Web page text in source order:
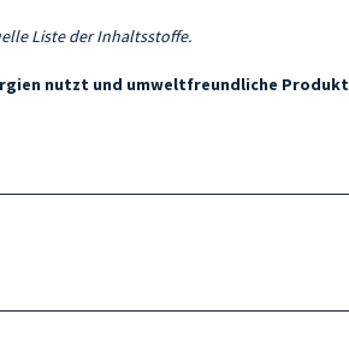
Liste der Inhaltsstoffe.
nutzt und umweltfreundliche